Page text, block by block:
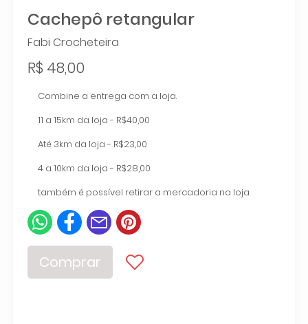
Cachepô retangular
Fabi Crocheteira
R$ 48,00
Combine a entrega com a loja.
11 a 15km da loja - R$40,00
Até 3km da loja - R$23,00
4 a 10km da loja - R$28,00
também é possível retirar a mercadoria na loja.
Comprar